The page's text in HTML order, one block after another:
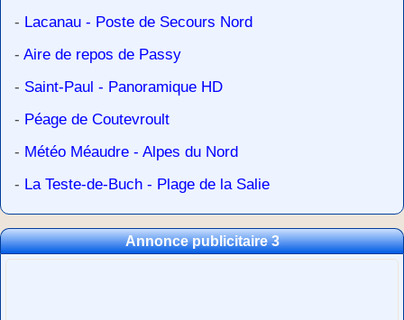
- Lacanau - Poste de Secours Nord
- Aire de repos de Passy
- Saint-Paul - Panoramique HD
- Péage de Coutevroult
- Météo Méaudre - Alpes du Nord
- La Teste-de-Buch - Plage de la Salie
Annonce publicitaire 3